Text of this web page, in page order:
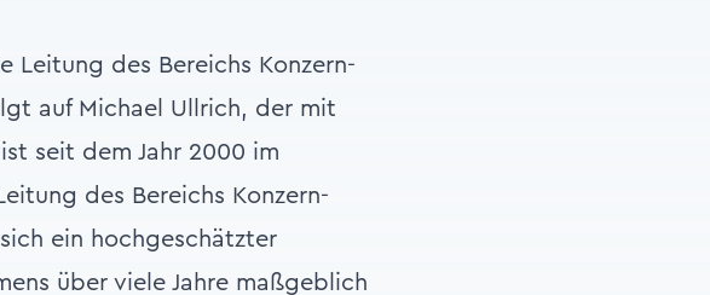
Leitung des Bereichs Konzern-
auf Michael Ullrich, der mit
seit dem Jahr 2000 im
des Bereichs Konzern-
ein hochgeschätzter
über viele Jahre maßgeblich